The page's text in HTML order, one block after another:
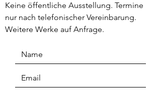
Keine öffentliche Ausstellung. Termine
nur nach telefonischer Vereinbarung.
Weitere Werke auf Anfrage.